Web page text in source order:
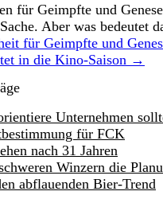
für Geimpfte und
Aber was bedeutet
für Geimpfte und
in die Kino-Saison →
Unternehmen
für FCK
nach 31 Jahren
Winzern die
abflauenden Bier-Trend